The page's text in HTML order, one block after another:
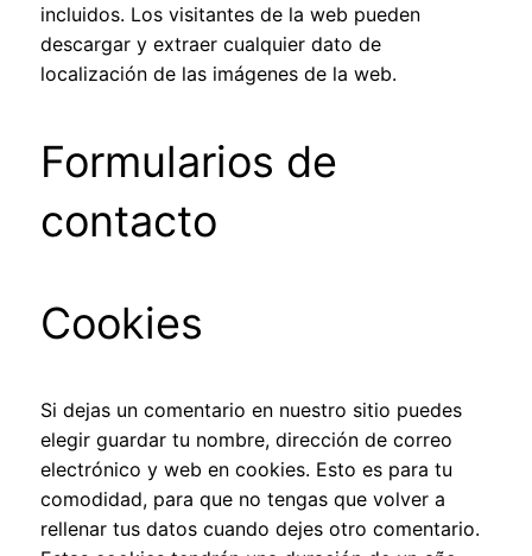
incluidos. Los visitantes de la web pueden
descargar y extraer cualquier dato de
localización de las imágenes de la web.
Formularios de
contacto
Cookies
Si dejas un comentario en nuestro sitio puedes
elegir guardar tu nombre, dirección de correo
electrónico y web en cookies. Esto es para tu
comodidad, para que no tengas que volver a
rellenar tus datos cuando dejes otro comentario.